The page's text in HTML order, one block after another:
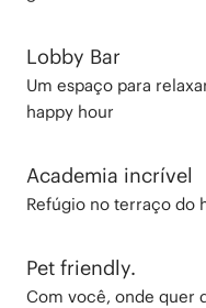
Lobby Bar
Um espaço para
happy hour
Academia incrível
Refúgio no terraço do
Pet friendly.
Com você, onde quer